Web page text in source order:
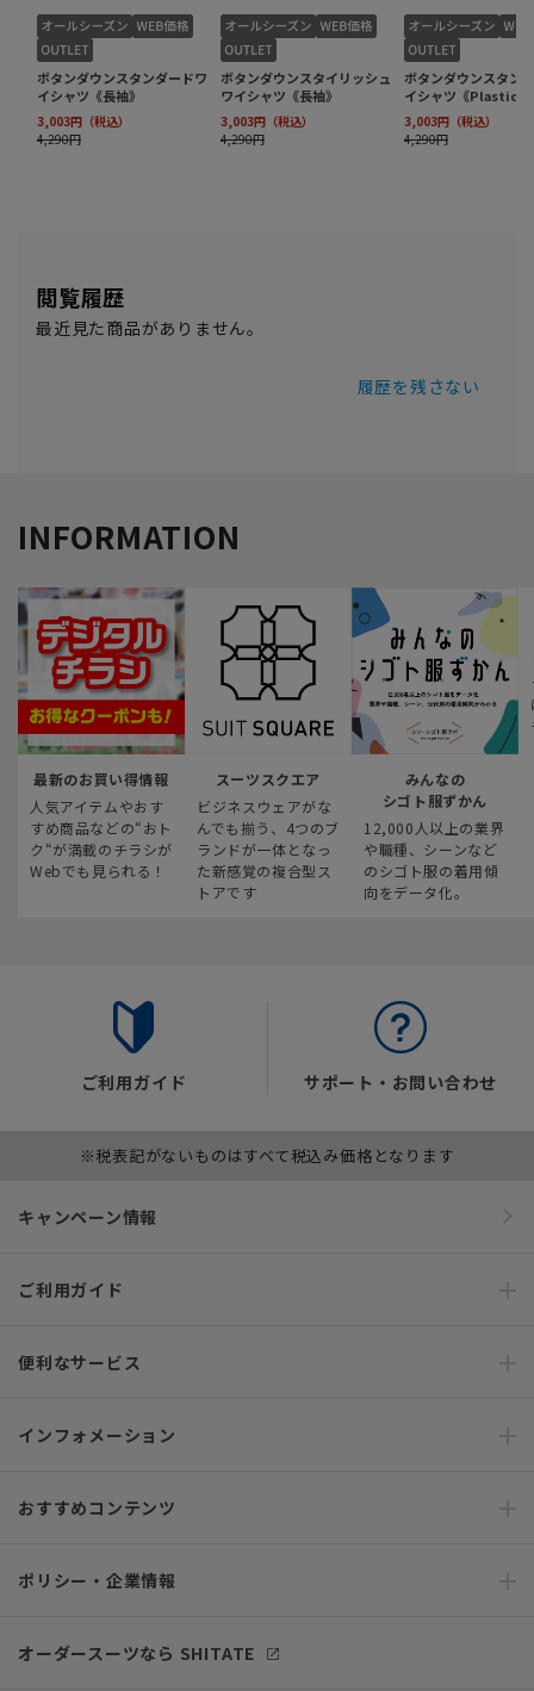
閲覧履歴
最近見た商品がありません。
履歴を残さない
INFORMATION
最新のお買い得情報
人気アイテムやおす
すめ商品などの“おト
ク“が満載のチラシが
Webでも見られる！
スーツスクエア
ビジネスウェアがな
んでも揃う、4つのブ
ランドが一体となっ
た新感覚の複合型ス
トアです
みんなの
シゴト服ずかん
12,000人以上の業界
や職種、シーンなど
のシゴト服の着用傾
向をデータ化。
ご利用ガイド サポート・お問い合わせ
※税表記がないものはすべて税込み価格となります
キャンペーン情報
ご利用ガイド
便利なサービス
インフォメーション
おすすめコンテンツ
ポリシー・企業情報
オーダースーツなら SHITATE